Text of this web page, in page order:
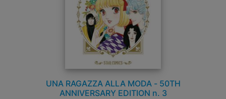
UNA RAGAZZA ALLA MODA - 50TH
ANNIVERSARY EDITION n. 3